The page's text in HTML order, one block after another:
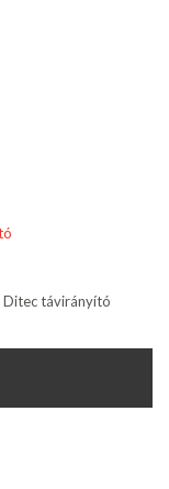
Ditec távirányító